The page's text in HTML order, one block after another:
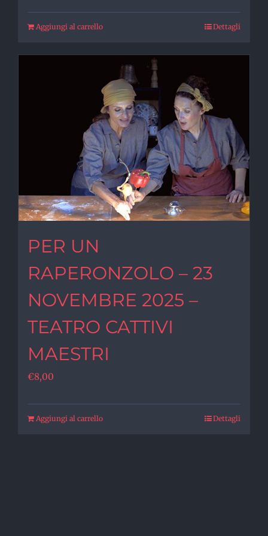
Aggiungi al carrello Dettagli
PER UN
RAPERONZOLO – 23
NOVEMBRE 2025 –
TEATRO CATTIVI
MAESTRI
€8,00
Aggiungi al carrello Dettagli